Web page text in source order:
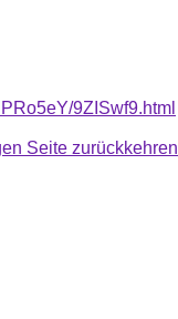
9ZISwf9.html
Seite zurückkehren